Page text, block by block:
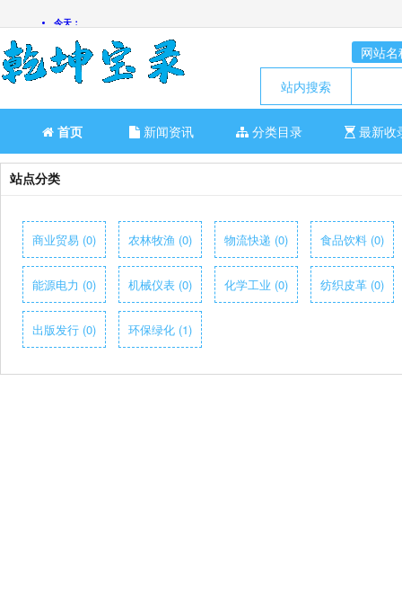
网站名
站内搜索
首页 新闻资讯 分类目录 最新收
站点分类
商业贸易 (0) 农林牧渔 (0) 物流快递 (0) 食品饮料 (0)
能源电力 (0) 机械仪表 (0) 化学工业 (0) 纺织皮革 (0)
出版发行 (0) 环保绿化 (1)